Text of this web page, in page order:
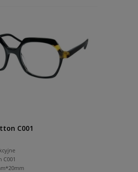
C001
C001